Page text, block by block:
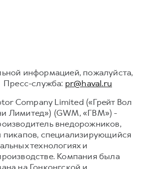
информацией, пожалуйста,
служба: pr@haval.ru
Company Limited («Грейт Вол
Лимитед») (GWM, «ГВМ») -
внедорожников,
пикапов, специализирующийся
технологиях и
Компания была